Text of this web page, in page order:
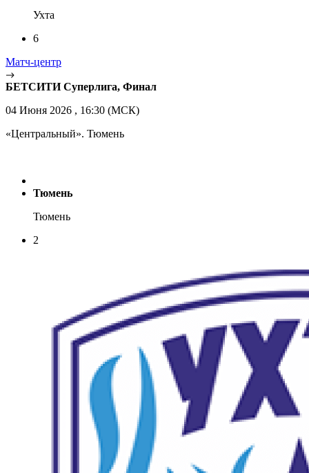
Ухта
6
Матч-центр
БЕТСИТИ Суперлига, Финал
04 Июня 2026 , 16:30 (МСК)
«Центральный». Тюмень
Тюмень
Тюмень
2